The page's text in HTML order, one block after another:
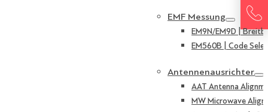
EMF Messung
EM9N/EM9D |
EM560B | Code
Antennenausrichter
AAT Antenna
MW Microwave